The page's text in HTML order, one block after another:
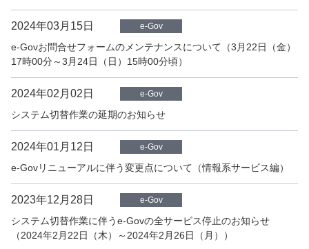
2024年03月15日 e-Gov
e-Govお問合せフォームのメンテナンスについて（3月22日（金）
17時00分～3月24日（日）15時00分頃）
2024年02月02日 e-Gov
システム切替作業の延期のお知らせ
2024年01月12日 e-Gov
e-Govリニューアルに伴う変更点について（情報系サービス編）
2023年12月28日 e-Gov
システム切替作業に伴うe-Govの全サービス停止のお知らせ
（2024年2月22日（木）～2024年2月26日（月））